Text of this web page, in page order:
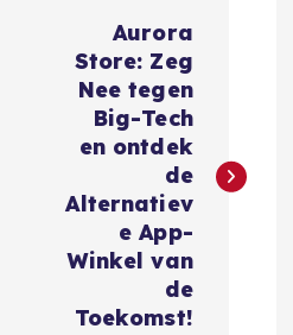
Aurora
Store: Zeg
Nee tegen
Big-Tech
en ontdek
de
Alternatiev
e App-
Winkel van
de
Toekomst!